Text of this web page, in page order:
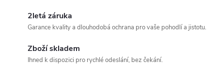
Odesláním souhlasíte sezpracováním osobních údajů
2letá záruka
Garance kvality a dlouhodobá ochrana pro vaše pohodlí a jistotu.
Zboží skladem
Ihned k dispozici pro rychlé odeslání, bez čekání.